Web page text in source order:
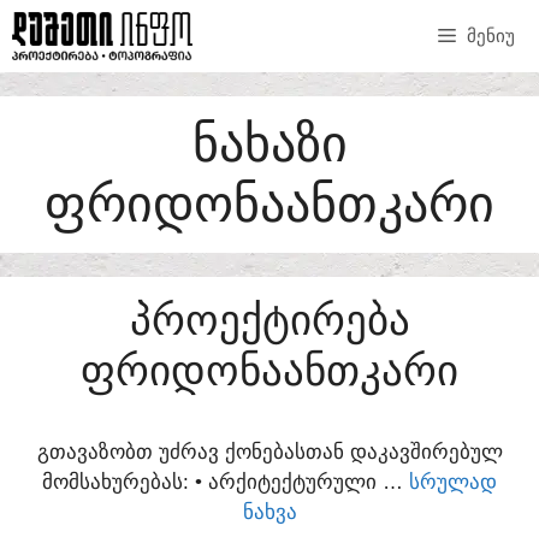
SKIP
TO
CONTENT
ᲛᲔᲜᲘᲣ
ᲜᲐᲮᲐᲖᲘ
ᲤᲠᲘᲓᲝᲜᲐᲐᲜᲗᲙᲐᲠᲘ
ᲞᲠᲝᲔᲥᲢᲘᲠᲔᲑᲐ
ᲤᲠᲘᲓᲝᲜᲐᲐᲜᲗᲙᲐᲠᲘ
ᲒᲗᲐᲕᲐᲖᲝᲑᲗ ᲣᲫᲠᲐᲕ ᲥᲝᲜᲔᲑᲐᲡᲗᲐᲜ ᲓᲐᲙᲐᲕᲨᲘᲠᲔᲑᲣᲚ
ᲛᲝᲛᲡᲐᲮᲣᲠᲔᲑᲐᲡ:​ • ᲐᲠᲥᲘᲢᲔᲥᲢᲣᲠᲣᲚᲘ … ᲡᲠᲣᲚᲐᲓ
ᲜᲐᲮᲕᲐ